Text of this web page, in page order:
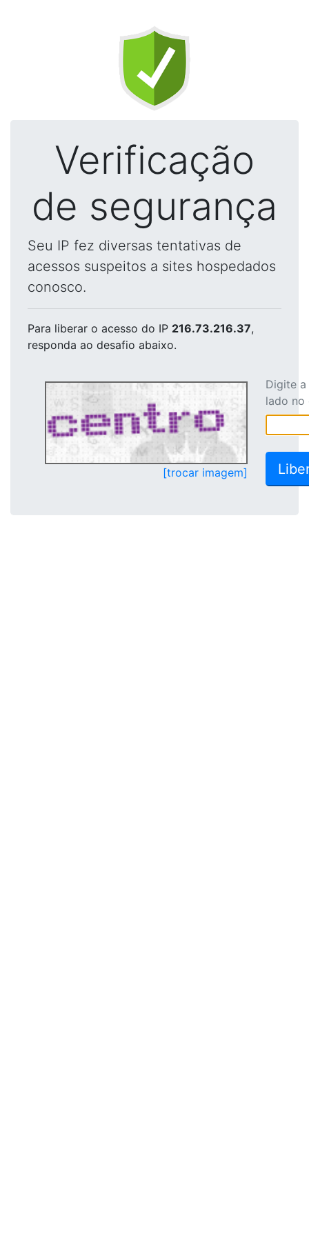
Verificação
de segurança
Seu IP fez diversas tentativas de
acessos suspeitos a sites hospedados
conosco.
Para liberar o acesso do IP 216.73.216.37,
responda ao desafio abaixo.
[trocar imagem]
Digite
lado no